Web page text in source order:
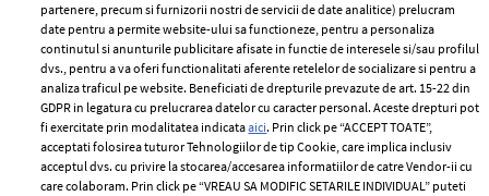
ELLE Style Awards
2024
Despre ELLE
Romania
Contact
Abonamente
Termeni si conditii
Politica de
confidențialitate
Politica de cookies
Publicitate
partenere, precum si furnizorii nostri de servicii de date analitice) prelucram
date pentru a permite website-ului sa functioneze, pentru a personaliza
continutul si anunturile publicitare afisate in functie de interesele si/sau profilul
dvs., pentru a va oferi functionalitati aferente retelelor de socializare si pentru a
analiza traficul pe website. Beneficiati de drepturile prevazute de art. 15-22 din
GDPR in legatura cu prelucrarea datelor cu caracter personal. Aceste drepturi pot
fi exercitate prin modalitatea indicataaici. Prin click pe “ACCEPT TOATE”,
acceptati folosirea tuturor Tehnologiilor de tip Cookie, care implica inclusiv
acceptul dvs. cu privire la stocarea/accesarea informatiilor de catre Vendor-ii cu
care colaboram. Prin click pe “VREAU SA MODIFIC SETARILE INDIVIDUAL” puteti